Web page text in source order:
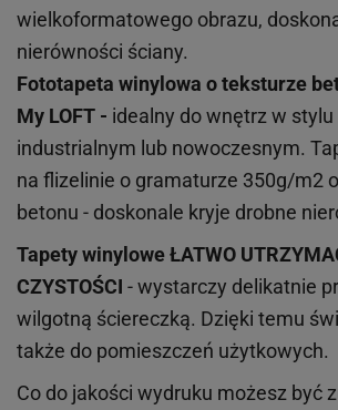
wielkoformatowego obrazu,
nierówności ściany.
Fototapeta winylowa oteksturze
My LOFT - idealny do wnętrz w stylu
industrialnym lub nowoczesnym.
na flizelinie o gramaturze 350g/m2
betonu - doskonale kryje drobne
Tapety winyloweŁATWO
CZYSTOŚCI - wystarczy delikatnie
wilgotną ściereczką. Dzięki temu
także do pomieszczeń użytkowych.
Co do jakości wydruku możesz być